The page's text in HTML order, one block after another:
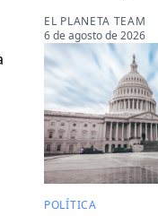
EL PLANETA TEAM
6 de agosto de 2026
POLÍTICA